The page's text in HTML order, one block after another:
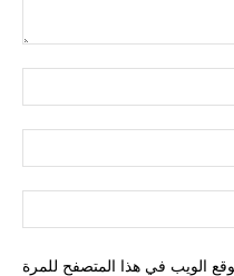
الويب في هذا المتصفح للمرة